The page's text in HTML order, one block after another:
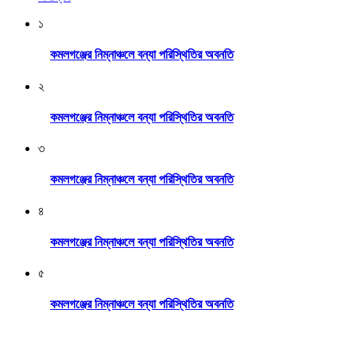
১
কমলগঞ্জের নিম্নাঞ্চলে বন্যা পরিস্থিতির অবনতি
২
কমলগঞ্জের নিম্নাঞ্চলে বন্যা পরিস্থিতির অবনতি
৩
কমলগঞ্জের নিম্নাঞ্চলে বন্যা পরিস্থিতির অবনতি
৪
কমলগঞ্জের নিম্নাঞ্চলে বন্যা পরিস্থিতির অবনতি
৫
কমলগঞ্জের নিম্নাঞ্চলে বন্যা পরিস্থিতির অবনতি